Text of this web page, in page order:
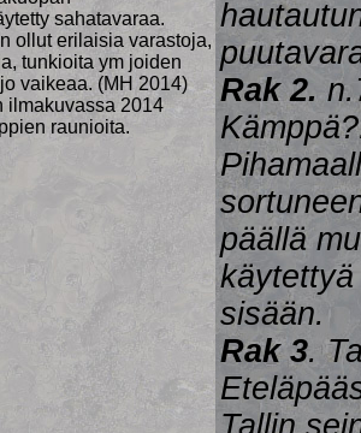
Rak 2.
päällä
sisään.
Rak 3.
Tallin
sahatavaraa.
ollut erilaisia varastoja,
tunkioita ym joiden
vaikeaa. (MH 2014)
ilmakuvassa 2014
raunioita.